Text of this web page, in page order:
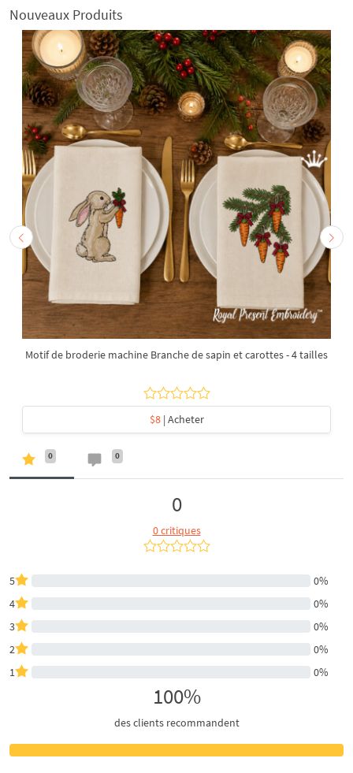
Nouveaux Produits
Motif de broderie machine Branche de sapin et carottes - 4 tailles
$8| Acheter
0 0
0
0 critiques
5
0%
4
0%
3
0%
2
0%
1
0%
100%
des clients recommandent